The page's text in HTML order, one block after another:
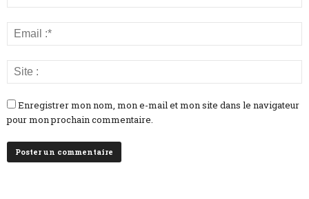
Enregistrer mon nom, mon e-mail et mon site dans le navigateur
pour mon prochain commentaire.